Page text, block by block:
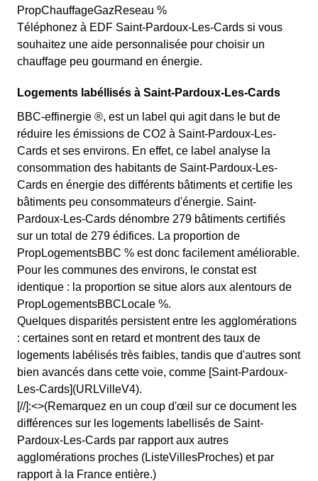
PropChauffageGazReseau %
Téléphonez à EDF Saint-Pardoux-Les-Cards si vous
souhaitez une aide personnalisée pour choisir un
chauffage peu gourmand en énergie.
Logements labéllisés à Saint-Pardoux-Les-Cards
BBC-effinergie ®, est un label qui agit dans le but de
réduire les émissions de CO2 à Saint-Pardoux-Les-
Cards et ses environs. En effet, ce label analyse la
consommation des habitants de Saint-Pardoux-Les-
Cards en énergie des différents bâtiments et certifie les
bâtiments peu consommateurs d'énergie. Saint-
Pardoux-Les-Cards dénombre 279 bâtiments certifiés
sur un total de 279 édifices. La proportion de
PropLogementsBBC % est donc facilement améliorable.
Pour les communes des environs, le constat est
identique : la proportion se situe alors aux alentours de
PropLogementsBBCLocale %.
Quelques disparités persistent entre les agglomérations
: certaines sont en retard et montrent des taux de
logements labélisés très faibles, tandis que d'autres sont
bien avancés dans cette voie, comme [Saint-Pardoux-
Les-Cards](URLVilleV4).
[//]:<>(Remarquez en un coup d'œil sur ce document les
différences sur les logements labellisés de Saint-
Pardoux-Les-Cards par rapport aux autres
agglomérations proches (ListeVillesProches) et par
rapport à la France entière.)